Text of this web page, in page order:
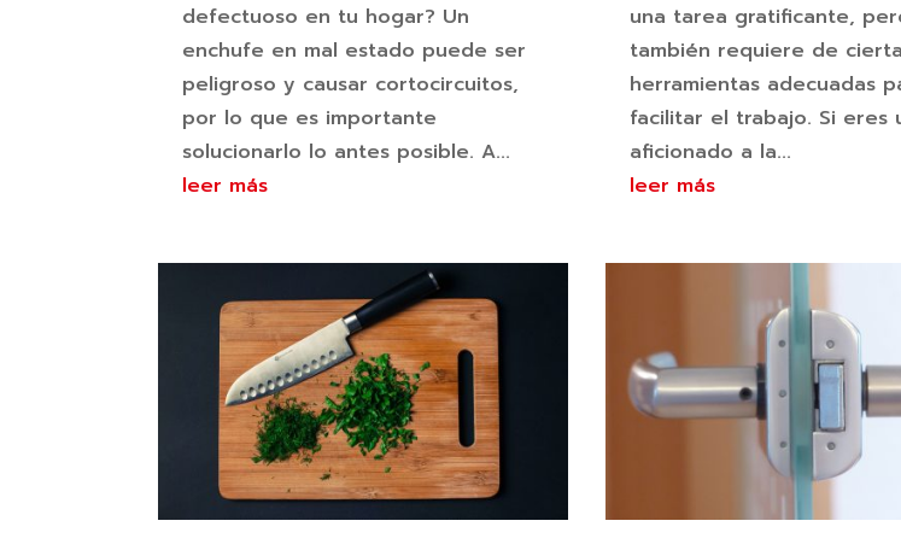
defectuoso en tu hogar? Un
enchufe en mal estado puede ser
peligroso y causar cortocircuitos,
por lo que es importante
solucionarlo lo antes posible. A...
leer más
una tarea gratificante,
también requiere de
herramientas adecuadas
facilitar el trabajo. Si eres
aficionado a la...
leer más